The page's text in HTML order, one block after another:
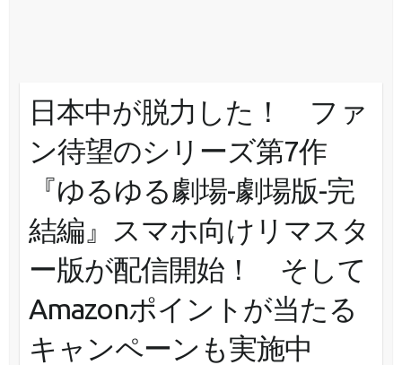
日本中が脱力した！ ファ
ン待望のシリーズ第7作
『ゆるゆる劇場-劇場版-完
結編』スマホ向けリマスタ
ー版が配信開始！ そして
Amazonポイントが当たる
キャンペーンも実施中